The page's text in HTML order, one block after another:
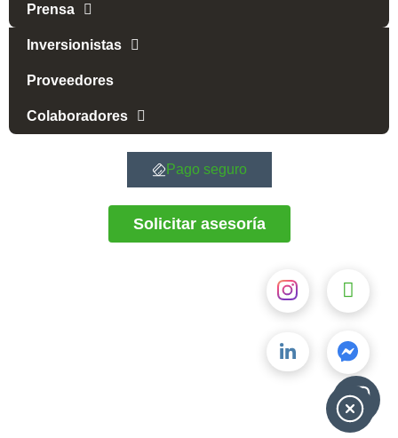
Prensa
Inversionistas
Proveedores
Colaboradores
Pago seguro
Solicitar asesoría